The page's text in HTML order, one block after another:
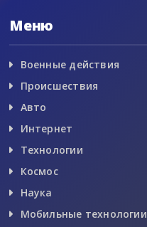
Меню
Военные действия
Происшествия
Авто
Интернет
Технологии
Космос
Наука
Мобильные технологии